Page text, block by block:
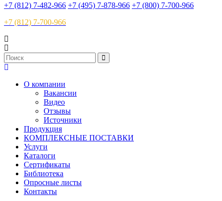
+7 (812) 7-482-966 +7 (495) 7-878-966 +7 (800) 7-700-966
+7 (812) 7-700-966
О компании
Вакансии
Видео
Отзывы
Источники
Продукция
КОМПЛЕКСНЫЕ ПОСТАВКИ
Услуги
Каталоги
Сертификаты
Библиотека
Опросные листы
Контакты